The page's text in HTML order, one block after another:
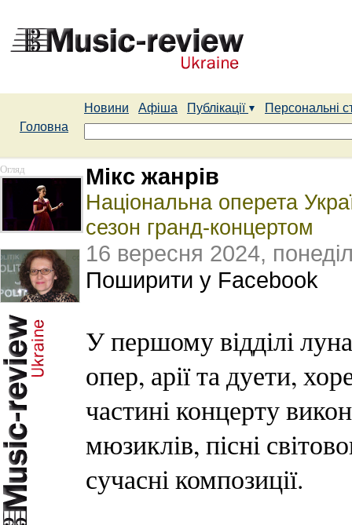
Новини Афіша Публікації
Персональні
Головна
Огляд Мікс жанрів
Національна оперета
сезон гранд-концертом
16 вересня 2024,
Поширити у Facebook
У першому відділі
опер, арії та дуети,
частині концерту
мюзиклів, пісні
сучасні композиції.